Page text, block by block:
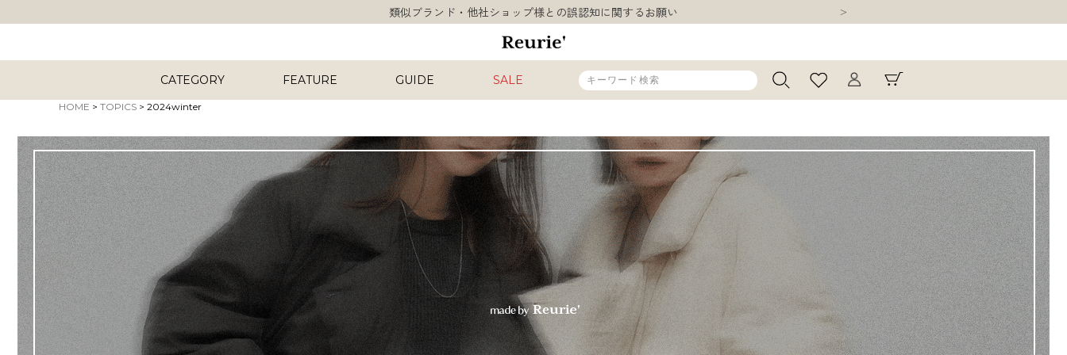
10,000円以上ご購入で送料無料
類似ブランド・他社ショップ様との誤認知に関するお願い
10,000円以上ご購入で送料無料
CATEGORY
FEATURE GUIDE SALE
キーワード 販売タイプ
新着 再入荷
SALE
商品タイプ
ORIGINAL HIT ITEM
カラー
HOME TOPICS 2024winter
2024winter